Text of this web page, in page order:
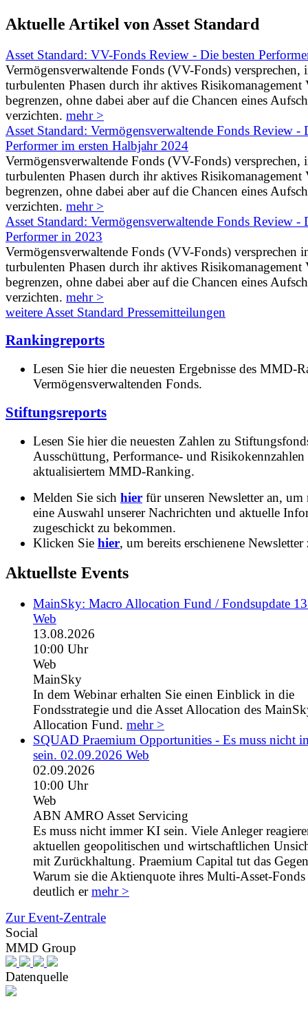
Aktuelle Artikel von Asset Standard
Asset Standard: VV-Fonds Review - Die besten
Vermögensverwaltende Fonds (VV-Fonds) versprechen,
turbulenten Phasen durch ihr aktives Risikomanagement
begrenzen, ohne dabei aber auf die Chancen eines
verzichten. mehr >
Asset Standard: Vermögensverwaltende Fonds Review -
Performer im ersten Halbjahr 2024
Vermögensverwaltende Fonds (VV-Fonds) versprechen,
turbulenten Phasen durch ihr aktives Risikomanagement
begrenzen, ohne dabei aber auf die Chancen eines
verzichten. mehr >
Asset Standard: Vermögensverwaltende Fonds Review -
Performer in 2023
Vermögensverwaltende Fonds (VV-Fonds) versprechen
turbulenten Phasen durch ihr aktives Risikomanagement
begrenzen, ohne dabei aber auf die Chancen eines
verzichten. mehr >
weitere Asset Standard Pressemitteilungen
Rankingreports
Lesen Sie hier die neuesten Ergebnisse des MMD-
Vermögensverwaltenden Fonds.
Stiftungsreports
Lesen Sie hier die neuesten Zahlen zu
Ausschüttung, Performance- und
aktualisiertem MMD-Ranking.
Melden Sie sich hier für unseren Newsletter an, um
eine Auswahl unserer Nachrichten und aktuelle
zugeschickt zu bekommen.
Klicken Sie hier, um bereits erschienene Newsletter
Aktuellste Events
MainSky: Macro Allocation Fund / Fondsupdate
Web
13.08.2026
10:00 Uhr
Web
MainSky
In dem Webinar erhalten Sie einen Einblick in die
Fondsstrategie und die Asset Allocation des
Allocation Fund. mehr >
SQUAD Praemium Opportunities - Es muss nicht
sein. 02.09.2026 Web
02.09.2026
10:00 Uhr
Web
ABN AMRO Asset Servicing
Es muss nicht immer KI sein. Viele Anleger
aktuellen geopolitischen und wirtschaftlichen
mit Zurückhaltung. Praemium Capital tut das
Warum sie die Aktienquote ihres Multi-Asset-Fonds
deutlich ermehr >
Zur Event-Zentrale
Social
MMD Group
Datenquelle